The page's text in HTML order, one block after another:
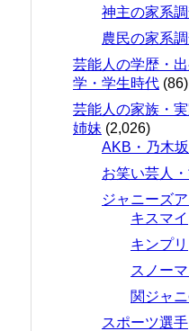
神主の家系
農民の家系
芸能人の学歴・
学・学生時代 (86)
芸能人の家族・
姉妹 (2,026)
AKB・乃木
お笑い芸人
ジャニーズ
キスマイ
キンプリ
スノー
関ジャ
スポーツ選手